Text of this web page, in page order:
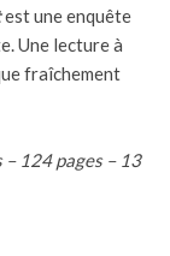
est une enquête
Une lecture à
fraîchement
– 124 pages – 13